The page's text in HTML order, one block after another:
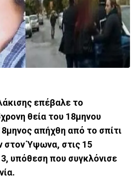
επέβαλε το
θεία του 18μηνου
απήχθη από το σπίτι
στον Ύψωνα, στις 15
υπόθεση που συγκλόνισε